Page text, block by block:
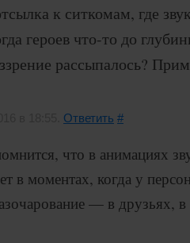
к ситкомам, где
героев что-то до
рассыпалось?
Ответить #
что в анимациях
в моментах, когда у
— в друзьях,